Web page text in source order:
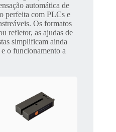
automática de
perfeita com PLCs e
Os formatos
refletor, as ajudas de
simplificam ainda
o funcionamento a